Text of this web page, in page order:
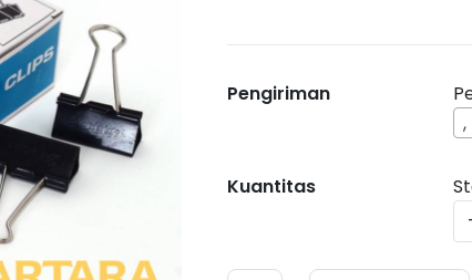
Pengiriman
,
Kuantitas